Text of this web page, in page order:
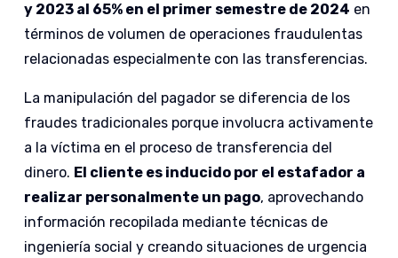
y 2023 al 65% en el primer semestre de 2024 en
términos de volumen de operaciones fraudulentas
relacionadas especialmente con las transferencias.
La manipulación del pagador se diferencia de los
fraudes tradicionales porque involucra activamente
a la víctima en el proceso de transferencia del
dinero. El cliente es inducido por el estafador a
realizar personalmente un pago, aprovechando
información recopilada mediante técnicas de
ingeniería social y creando situaciones de urgencia